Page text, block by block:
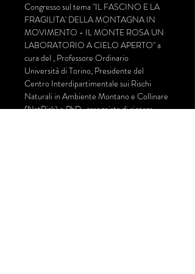
Congresso sul tema "IL FASCINO E LA
FRAGILITA' DELLA MONTAGNA IN
MOVIMENTO - IL MONTE ROSA UN
LABORATORIO A CIELO APERTO" a
cura del , Professore Ordinario
Università di Torino, Presidente del
Centro Interdipartimentale sui Rischi
Naturali in Ambiente Montano e Collinare
(NatRisk) e PhD , assegnista di ricerca